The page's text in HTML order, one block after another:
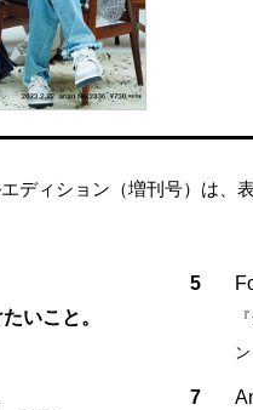
ディション（増刊号）は、
いこと。
5
ン
7